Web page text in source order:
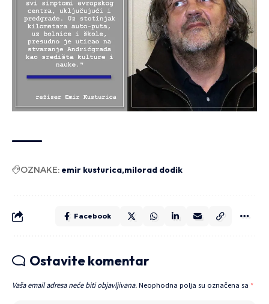
OZNAKE: emir kusturica milorad dodik
Facebook
Ostavite komentar
Vaša email adresa neće biti objavljivana. Neophodna polja su označena sa *